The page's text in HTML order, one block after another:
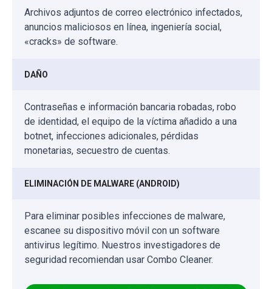
Archivos adjuntos de correo electrónico infectados,
anuncios maliciosos en línea, ingeniería social,
«cracks» de software.
DAÑO
Contraseñas e información bancaria robadas, robo
de identidad, el equipo de la víctima añadido a una
botnet, infecciones adicionales, pérdidas
monetarias, secuestro de cuentas.
ELIMINACIÓN DE MALWARE (ANDROID)
Para eliminar posibles infecciones de malware,
escanee su dispositivo móvil con un software
antivirus legítimo. Nuestros investigadores de
seguridad recomiendan usar Combo Cleaner.